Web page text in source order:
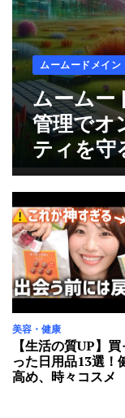
【1week】お腹
サーキット』が
美容・健康 4日 Ago
【なぜ報道され
た”あの食品”が
す！
美容・健康 4日 Ago
お終活3 幸春！
お終活3 幸春！
ク）
お終活 5日 Ago
ムームードメイ
デンティティを
ムームードメイン
【生活の質UP
識高め、時々コス
ムームードメイン
ムームー
管理でオ
ティを守
美容・健康
【生活の質UP】
った日用品13選！
高め、時々コスメ